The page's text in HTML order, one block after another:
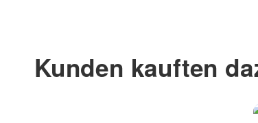
Kunden kauften